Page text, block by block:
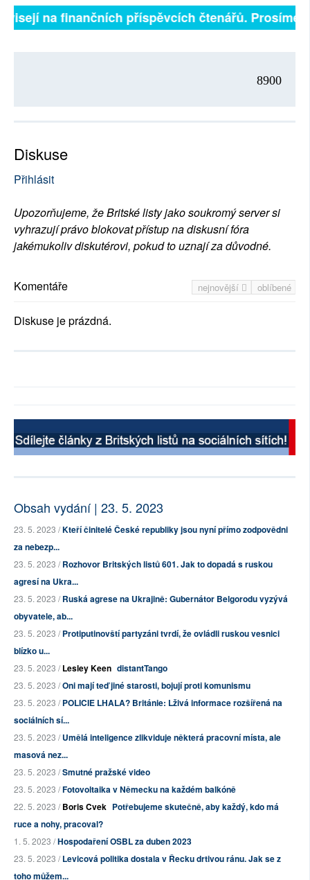
na finančních příspěvcích čtenářů. Prosíme,
8900
Diskuse
Přihlásit
Upozorňujeme, že Britské listy jako soukromý server si
vyhrazují právo blokovat přístup na diskusní fóra
jakémukoliv diskutérovi, pokud to uznají za důvodné.
nejnovější oblíbené
Komentáře
Diskuse je prázdná.
Obsah vydání | 23. 5. 2023
23. 5. 2023 /Kteří činitelé České republiky jsou nyní přímo zodpovědni
za nebezp...
23. 5. 2023 /Rozhovor Britských listů 601. Jak to dopadá s ruskou
agresí na Ukra...
23. 5. 2023 /Ruská agrese na Ukrajině: Gubernátor Belgorodu vyzývá
obyvatele, ab...
23. 5. 2023 /Protiputinovští partyzáni tvrdí, že ovládli ruskou vesnici
blízko u...
23. 5. 2023 /Lesley Keen distantTango
23. 5. 2023 /Oni mají teď jiné starosti, bojují proti komunismu
23. 5. 2023 /POLICIE LHALA? Británie: Lživá informace rozšířená na
sociálních sí...
23. 5. 2023 /Umělá inteligence zlikviduje některá pracovní místa, ale
masová nez...
23. 5. 2023 /Smutné pražské video
23. 5. 2023 /Fotovoltaika v Německu na každém balkóně
22. 5. 2023 /Boris Cvek Potřebujeme skutečně, aby každý, kdo má
ruce a nohy, pracoval?
1. 5. 2023 /Hospodaření OSBL za duben 2023
23. 5. 2023 /Levicová politika dostala v Řecku drtivou ránu. Jak se z
toho můžem...